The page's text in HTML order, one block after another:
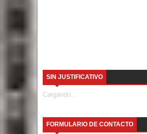
SIN JUSTIFICATIVO
Cargando...
FORMULARIO DE CONTACTO